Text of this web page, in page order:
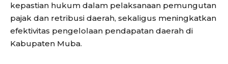
kepastian hukum dalam pelaksanaan pemungutan
pajak dan retribusi daerah, sekaligus meningkatkan
efektivitas pengelolaan pendapatan daerah di
Kabupaten Muba.